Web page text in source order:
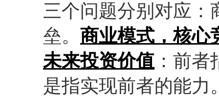
三个问题分别对应：
垒。 商业模式，核心
未来投资价值 ：前
是指实现前者的能力